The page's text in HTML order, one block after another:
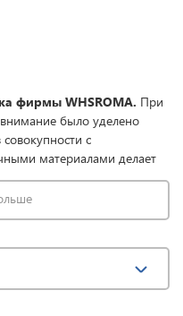
фирмы WHSROMA. При
было уделено
с
материалами делает
комфортного отдыха в
водоотталкивающей
или ледяном дожде и
сохраняя тепло и
женскую WHSROMA